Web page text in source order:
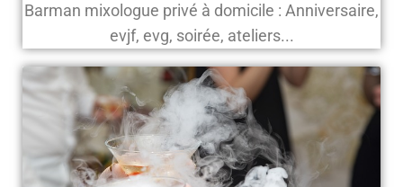
Barman mixologue privé à domicile : Anniversaire,
evjf, evg, soirée, ateliers...